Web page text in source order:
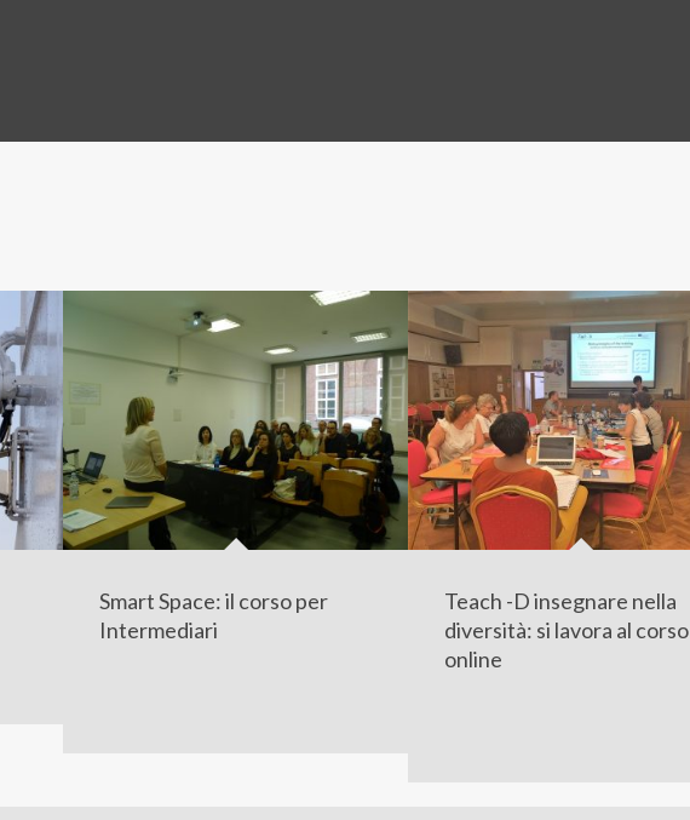
Smart Space: il corso per
Intermediari
Teach -D insegnare nella
diversità: si lavora al corso
online